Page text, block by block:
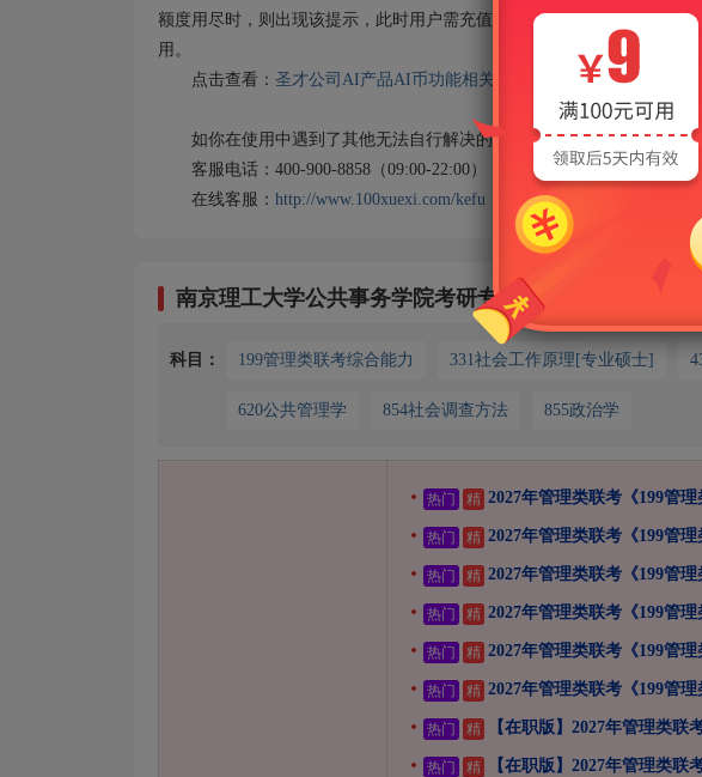
额度用尽时，则出现该提示，此时用户需充值AI币后才可继续使用AI功
用。
点击查看： 圣才公司AI产品AI币功能相关说明
如你在使用中遇到了其他无法自行解决的问题，请联系客服：
客服电话：400-900-8858（09:00-22:00）
在线客服： http://www.100xuexi.com/kefu
南京理工大学公共事务学院考研专业课
科目： 199管理类联考综合能力 331社会工作原理[专业硕士]
620公共管理学 854社会调查方法 855政治学
热门 精 2027年管理类联考《199管
热门 精 2027年管理类联考《199管
热门 精 2027年管理类联考《199管
热门 精 2027年管理类联考《199管
热门 精 2027年管理类联考《199管
热门 精 2027年管理类联考《199管
热门 精 【在职版】2027年管理类
热门 精 【在职版】2027年管理类